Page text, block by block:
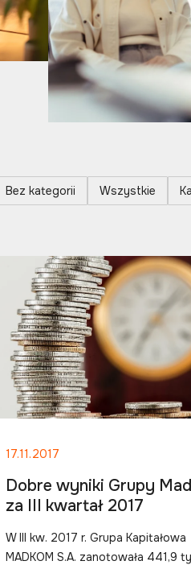
Bez kategorii Wszystkie
17.11.2017
Dobre wyniki Grupy
za III kwartał 2017
W III kw. 2017 r. Grupa Kapitałowa
MADKOM S.A. zanotowała 441,9